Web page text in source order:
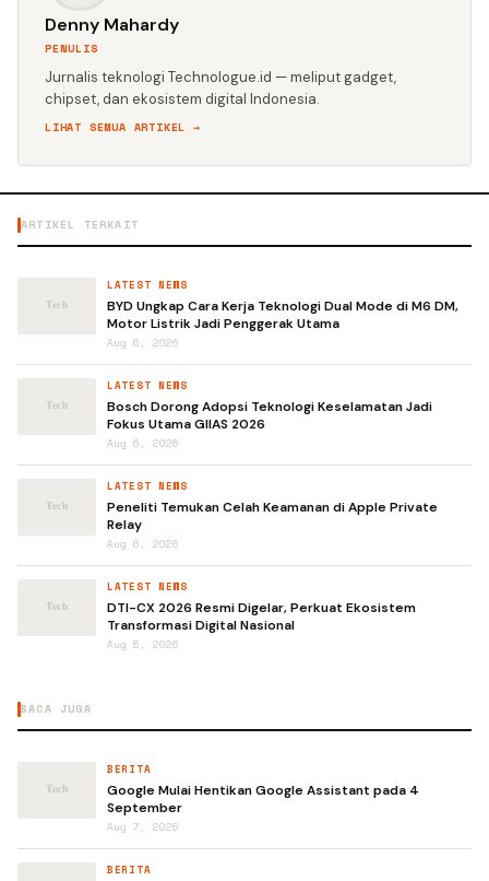
Denny Mahardy
PENULIS
Jurnalis teknologi Technologue.id — meliput gadget,
chipset, dan ekosistem digital Indonesia.
LIHAT SEMUA ARTIKEL →
ARTIKEL TERKAIT
LATEST NEWS
BYD Ungkap Cara Kerja Teknologi Dual Mode di M6 DM,
Motor Listrik Jadi Penggerak Utama
Aug 6, 2026
LATEST NEWS
Bosch Dorong Adopsi Teknologi Keselamatan Jadi
Fokus Utama GIIAS 2026
Aug 6, 2026
LATEST NEWS
Peneliti Temukan Celah Keamanan di Apple Private
Relay
Aug 6, 2026
LATEST NEWS
DTI-CX 2026 Resmi Digelar, Perkuat Ekosistem
Transformasi Digital Nasional
Aug 5, 2026
BACA JUGA
BERITA
Google Mulai Hentikan Google Assistant pada 4
September
Aug 7, 2026
BERITA